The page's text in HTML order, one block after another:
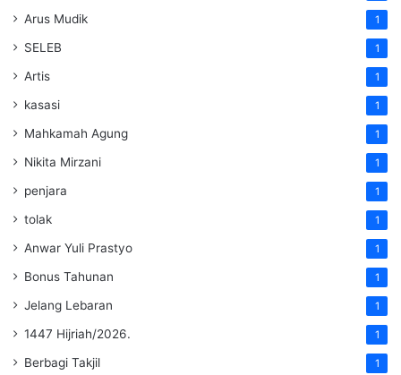
Arus Mudik 1
SELEB 1
Artis 1
kasasi 1
Mahkamah Agung 1
Nikita Mirzani 1
penjara 1
tolak 1
Anwar Yuli Prastyo 1
Bonus Tahunan 1
Jelang Lebaran 1
1447 Hijriah/2026. 1
Berbagi Takjil 1